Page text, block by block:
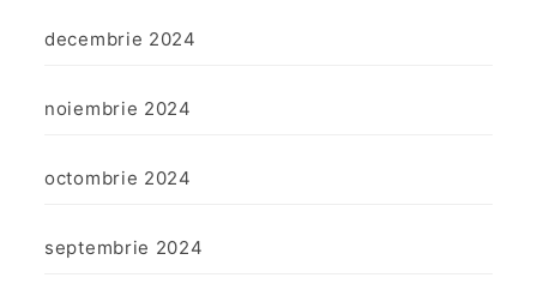
decembrie 2024
noiembrie 2024
octombrie 2024
septembrie 2024